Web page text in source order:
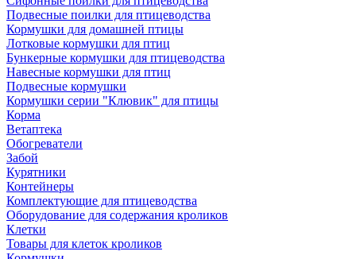
Подвесные поилки для птицеводства
Кормушки для домашней птицы
Лотковые кормушки для птиц
Бункерные кормушки для птицеводства
Навесные кормушки для птиц
Подвесные кормушки
Кормушки серии "Клювик" для птицы
Корма
Ветаптека
Обогреватели
Забой
Курятники
Контейнеры
Комплектующие для птицеводства
Оборудование для содержания кроликов
Клетки
Товары для клеток кроликов